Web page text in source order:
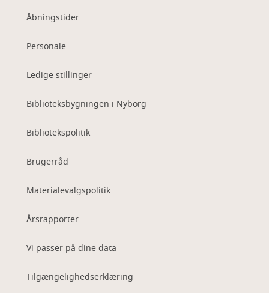
Åbningstider
Personale
Ledige stillinger
Biblioteksbygningen i Nyborg
Bibliotekspolitik
Brugerråd
Materialevalgspolitik
Årsrapporter
Vi passer på dine data
Tilgængelighedserklæring